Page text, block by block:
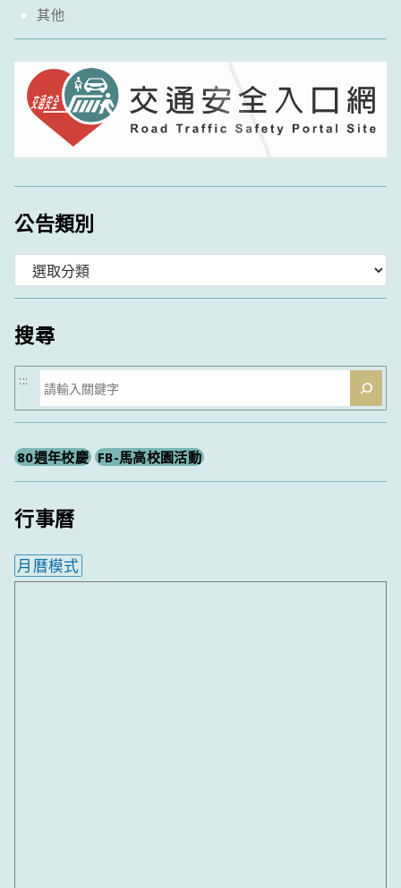
其他
公告類別
類
搜尋
搜
尋
:::
80週年校慶 FB-馬高校園活動
行事曆
月曆模式